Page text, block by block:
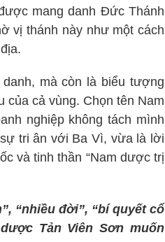
mang danh Đức Thánh
vị thánh này như một cách
mà còn là biểu tượng
cả vùng. Chọn tên Nam
nghiệp không tách mình
tri ân với Ba Vì, vừa là lời
và tinh thần “Nam dược trị
“nhiều đời”, “bí quyết cổ
Tản Viên Sơn muốn